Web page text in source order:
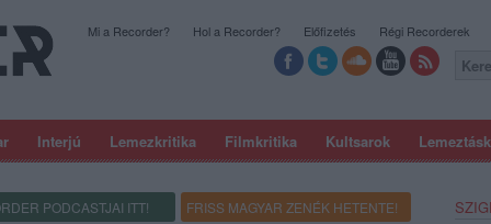
Interjú Lemezkritika Filmkritika Kultsarok
Mi a Recorder? Hol a Recorder? Előfizetés Régi Recorderek
PODCASTJAI ITT!
FRISS MAGYAR ZENÉK HETENTE!